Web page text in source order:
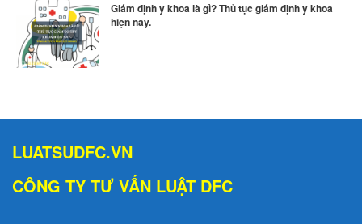
Giám định y khoa là gì? Thủ tục giám định y khoa
hiện nay.
LUATSUDFC.VN
CÔNG TY TƯ VẤN LUẬT DFC